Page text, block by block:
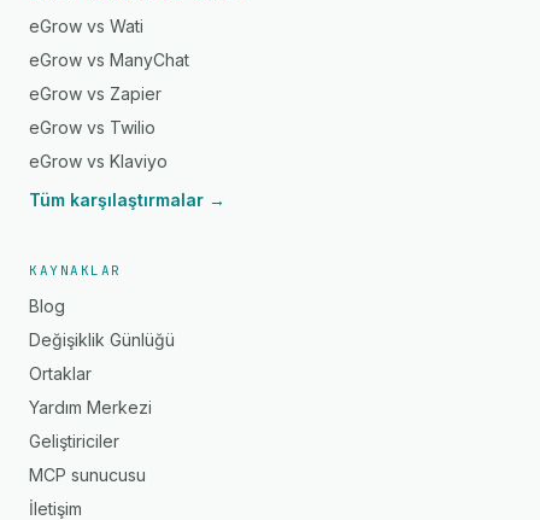
eGrow vs Wati
eGrow vs ManyChat
eGrow vs Zapier
eGrow vs Twilio
eGrow vs Klaviyo
Tüm karşılaştırmalar →
KAYNAKLAR
Blog
Değişiklik Günlüğü
Ortaklar
Yardım Merkezi
Geliştiriciler
MCP sunucusu
İletişim